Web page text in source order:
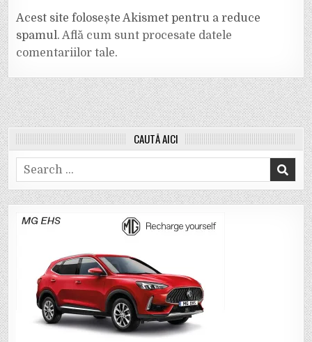
Acest site folosește Akismet pentru a reduce
spamul.Află cum sunt procesate datele
comentariilor tale.
CAUTĂ AICI
Search
for: